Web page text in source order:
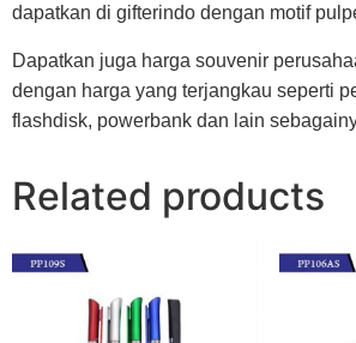
dapatkan di gifterindo dengan motif
Dapatkan juga harga souvenir
dengan harga yang terjangkau seperti
flashdisk, powerbank dan lain
Related products